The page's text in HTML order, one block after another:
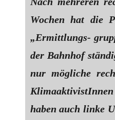
Wochen hat die
„Ermittlungs-
der Bahnhof
nur mögliche
haben auch linke